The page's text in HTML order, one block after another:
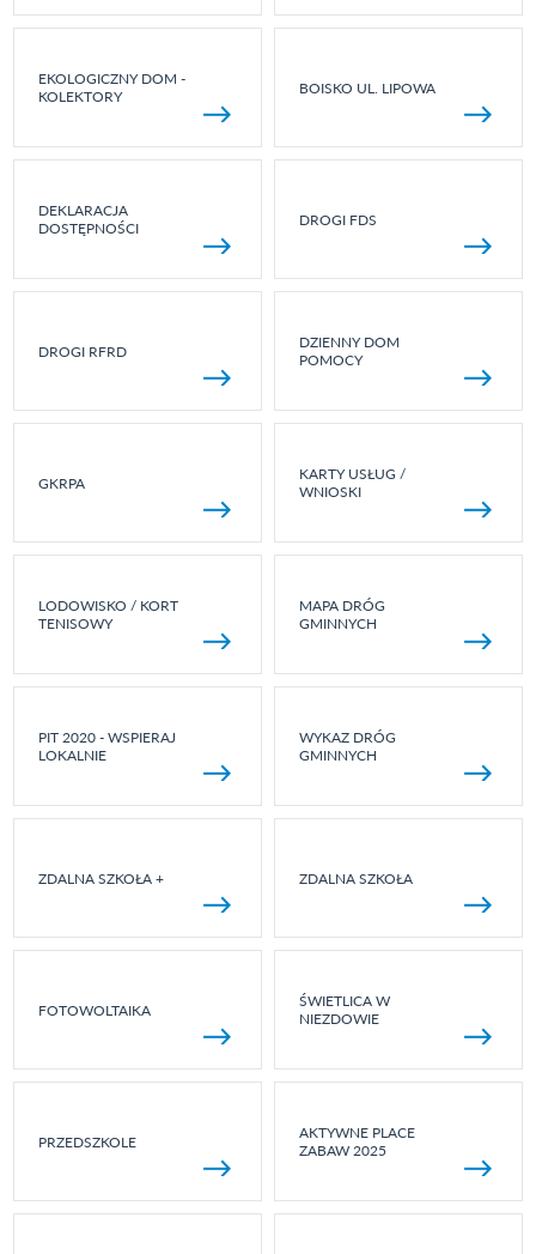
EKOLOGICZNY DOM -
KOLEKTORY
BOISKO UL. LIPOWA
DEKLARACJA
DOSTĘPNOŚCI
DROGI FDS
DROGI RFRD
DZIENNY DOM
POMOCY
GKRPA
KARTY USŁUG /
WNIOSKI
LODOWISKO / KORT
TENISOWY
MAPA DRÓG
GMINNYCH
PIT 2020 - WSPIERAJ
LOKALNIE
WYKAZ DRÓG
GMINNYCH
ZDALNA SZKOŁA + ZDALNA SZKOŁA
FOTOWOLTAIKA
ŚWIETLICA W
NIEZDOWIE
PRZEDSZKOLE
AKTYWNE PLACE
ZABAW 2025